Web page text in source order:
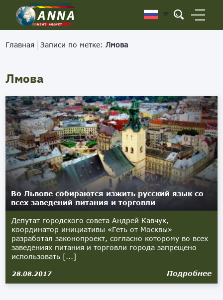
Главная Записи по метке:Лмова
Лмова
Во Львове собираются изжить русский язык со
всех заведений питания и торговли
Депутат городского совета Андрей Кавчук,
координатор инициативы «Геть от Москвы»
разработал законопроект, согласно которому во всех
заведениях питания и торговли города запрещено
использовать [...]
28.08.2017 Подробнее